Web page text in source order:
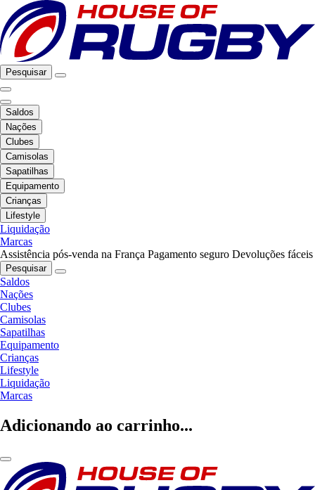
Pesquisar
Saldos
Nações
Clubes
Camisolas
Sapatilhas
Equipamento
Crianças
Lifestyle
Liquidação
Marcas
Assistência pós-venda na França Pagamento seguro Devoluções fáceis
Pesquisar
Saldos
Nações
Clubes
Camisolas
Sapatilhas
Equipamento
Crianças
Lifestyle
Liquidação
Marcas
Adicionando ao carrinho...